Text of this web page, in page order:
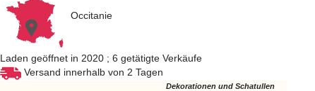
Occitanie
Laden geöffnet in 2020 ; 6 getätigte Verkäufe
Versand innerhalb von 2 Tagen
Dekorationen und Schatullen